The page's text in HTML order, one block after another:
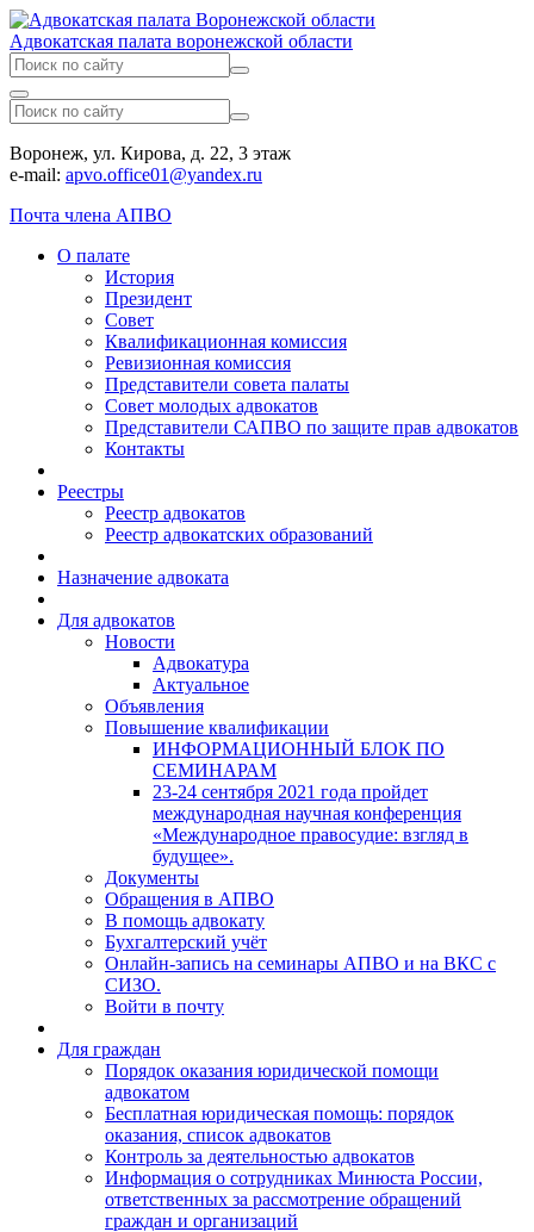
Адвокатская палата воронежской области
Воронеж, ул. Кирова, д. 22, 3 этаж
e-mail: apvo.office01@yandex.ru
Почта члена АПВО
О палате
История
Президент
Совет
Квалификационная комиссия
Ревизионная комиссия
Представители совета палаты
Совет молодых адвокатов
Представители САПВО по защите прав адвокатов
Контакты
Реестры
Реестр адвокатов
Реестр адвокатских образований
Назначение адвоката
Для адвокатов
Новости
Адвокатура
Актуальное
Объявления
Повышение квалификации
ИНФОРМАЦИОННЫЙ БЛОК ПО
СЕМИНАРАМ
23-24 сентября 2021 года пройдет
международная научная конференция
«Международное правосудие: взгляд в
будущее».
Документы
Обращения в АПВО
В помощь адвокату
Бухгалтерский учёт
Онлайн-запись на семинары АПВО и на ВКС с
СИЗО.
Войти в почту
Для граждан
Порядок оказания юридической помощи
адвокатом
Бесплатная юридическая помощь: порядок
оказания, список адвокатов
Контроль за деятельностью адвокатов
Информация о сотрудниках Минюста России,
ответственных за рассмотрение обращений
граждан и организаций